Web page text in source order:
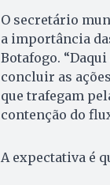
O secretário
a importância
Botafogo.
concluir as
que trafegam
contenção do
A expectativa é